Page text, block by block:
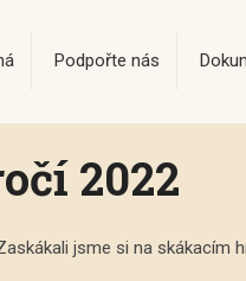
Podpořte nás
2022
jsme si na skákacím